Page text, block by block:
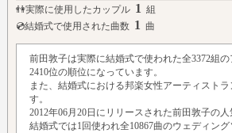
👫実際に使用したカップル 1 組
💿結婚式で使用された曲数 1 曲
前田敦子は実際に結婚式で使われた全3372組
2410位の順位になっています。
また、結婚式における邦楽女性アーティスト
す。
2012年06月20日にリリースされた前田敦子の人
結婚式では1回使われ全10867曲のウェディン